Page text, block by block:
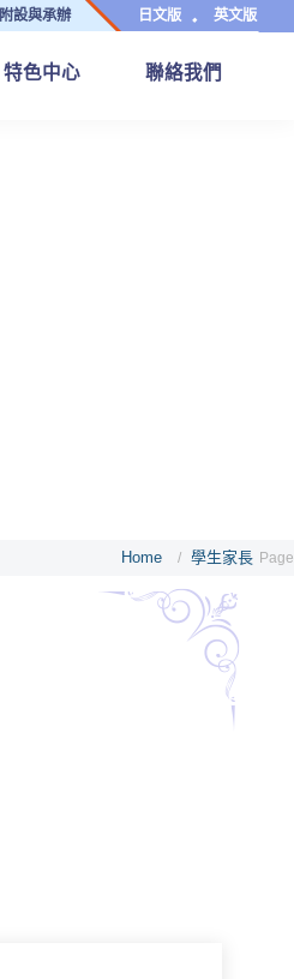
附設與承辦 日文版 英文版
特色中心 聯絡我們
Home / 學生家長 Page